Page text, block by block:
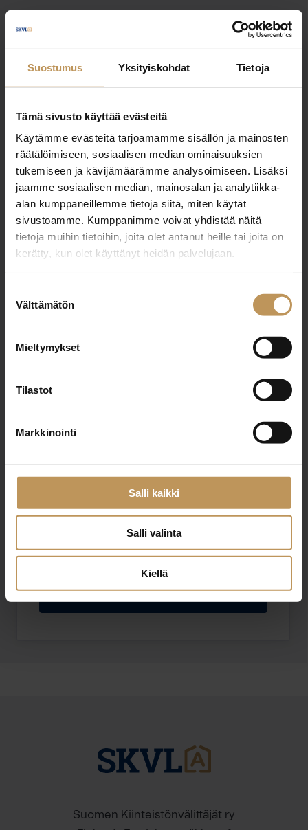
Suostumus Yksityiskohdat Tietoja
Tämä sivusto käyttää evästeitä
Käytämme evästeitä tarjoamamme sisällön ja mainosten
räätälöimiseen, sosiaalisen median ominaisuuksien
tukemiseen ja kävijämäärämme analysoimiseen. Lisäksi
jaamme sosiaalisen median, mainosalan ja analytiikka-
alan kumppaneillemme tietoja siitä, miten käytät
sivustoamme. Kumppanimme voivat yhdistää näitä
tietoja muihin tietoihin, joita olet antanut heille tai joita on
kerätty, kun olet käyttänyt heidän palvelujaan.
valinta
Välttämätön
Mieltymykset
Tilastot
Markkinointi
Salli kaikki
Salli valinta
Kiellä
0443312154
"*" näyttää pakolliset kentät
Aihe
Sähköposti
Suomen Kiinteistönvälittäjät ry